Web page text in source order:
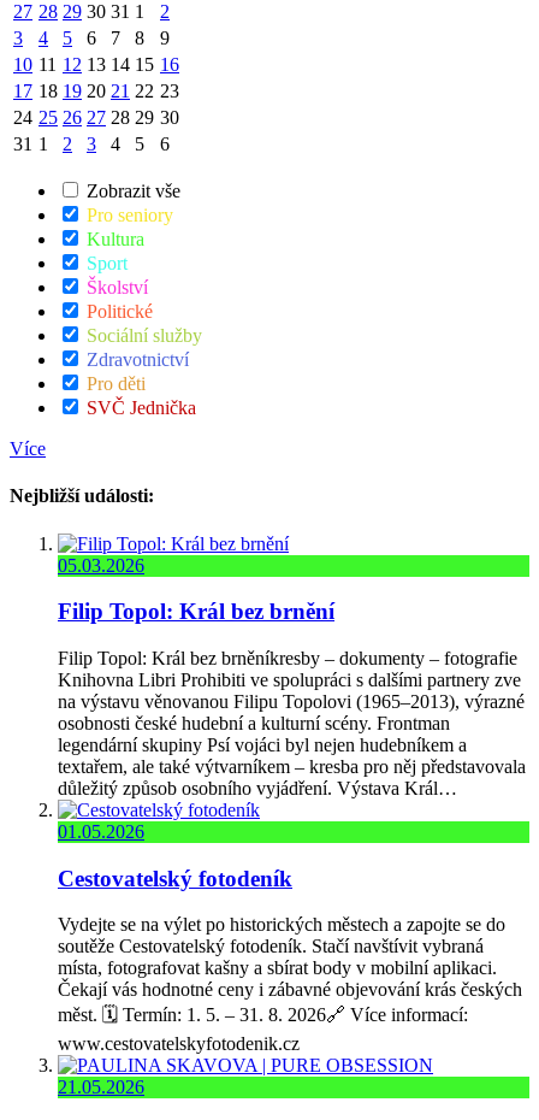
27 28 29 30 31 1
2
3
4 5 6 7 8
9
10 11 12 13 14 15 16
17 18 19 20 21 22 23
24 25 26 27 28 29 30
31 1 2 3 4 5 6
Zobrazit vše
Pro seniory
Kultura
Sport
Školství
Politické
Sociální služby
Zdravotnictví
Pro děti
SVČ Jednička
Více
Nejbližší události:
05.03.2026
Filip Topol: Král bez brnění
Filip Topol: Král bez brněníkresby – dokumenty – fotografie
Knihovna Libri Prohibiti ve spolupráci s dalšími partnery zve
na výstavu věnovanou Filipu Topolovi (1965–2013), výrazné
osobnosti české hudební a kulturní scény. Frontman
legendární skupiny Psí vojáci byl nejen hudebníkem a
textařem, ale také výtvarníkem – kresba pro něj představovala
důležitý způsob osobního vyjádření. Výstava Král…
01.05.2026
Cestovatelský fotodeník
Vydejte se na výlet po historických městech a zapojte se do
soutěže Cestovatelský fotodeník. Stačí navštívit vybraná
místa, fotografovat kašny a sbírat body v mobilní aplikaci.
Čekají vás hodnotné ceny i zábavné objevování krás českých
měst. 🗓️ Termín: 1. 5. – 31. 8. 2026🔗 Více informací:
www.cestovatelskyfotodenik.cz
21.05.2026